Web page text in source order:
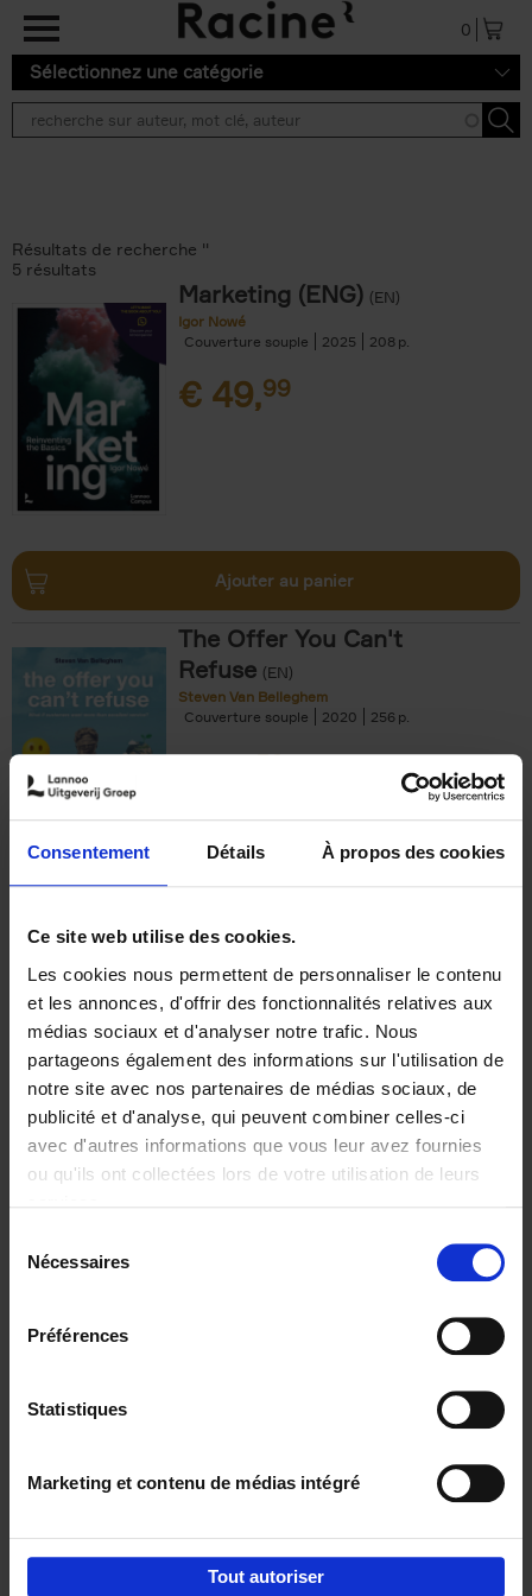
Consentement Détails À propos des cookies
Ce site web utilise des cookies.
Les cookies nous permettent de personnaliser le contenu
et les annonces, d'offrir des fonctionnalités relatives aux
médias sociaux et d'analyser notre trafic. Nous
partageons également des informations sur l'utilisation de
notre site avec nos partenaires de médias sociaux, de
publicité et d'analyse, qui peuvent combiner celles-ci
avec d'autres informations que vous leur avez fournies
ou qu'ils ont collectées lors de votre utilisation de leurs
Nécessaires
Préférences
Statistiques
Marketing et contenu de médias intégré
Tout autoriser
Aller au contenu principal
0
Sélectionnez une catégorie
Résultats de recherche ''
5 résultats
Marketing (ENG) (EN)
Igor Nowé
Couverture souple
2025 208
€ 49,99
Ajouter au panier
The Offer You Can't
Refuse (EN)
Steven Van Belleghem
Couverture souple
2020 256
€37,50
Building Bonds = Building
Business
Jochen Roef Jozefien De Feyter
Carolien Boom
Couverture souple
2025 200
€29,99
Digital marketing like a PRO -
completely revised edition (EN)